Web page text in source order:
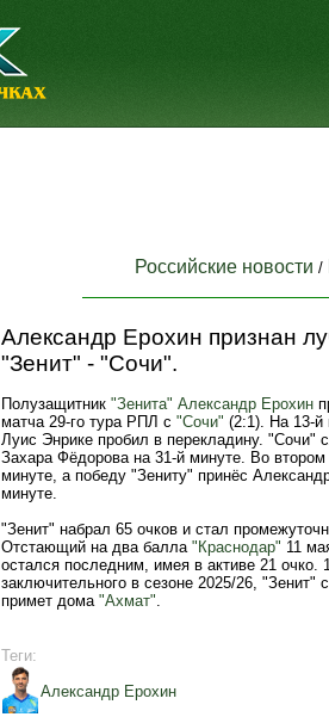
Российские новости /
Александр Ерохин признан
"Зенит" - "Сочи".
Полузащитник "Зенита" Александр Ерохин
матча 29-го тура РПЛ с "Сочи" (2:1). На 13-й
Луис Энрике пробил в перекладину. "Сочи"
Захара Фёдорова на 31-й минуте. Во
минуте, а победу "Зениту" принёс
минуте.
"Зенит" набрал 65 очков и стал
Отстающий на два балла "Краснодар" 11
остался последним, имея в активе 21
заключительного в сезоне 2025/26, "Зенит"
примет дома "Ахмат".
Теги:
Александр Ерохин